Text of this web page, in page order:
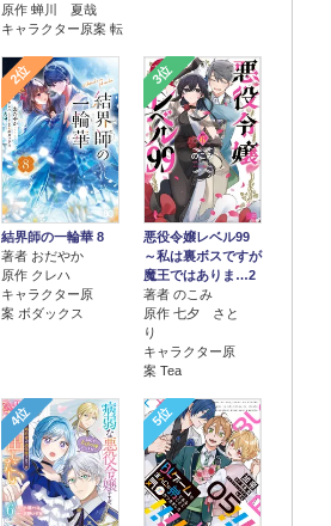
原作 蝉川 夏哉
キャラクター原案 転
2位
結界師の一輪華 8
著者 おだやか
原作 クレハ
キャラクター原
案 ボダックス
3位
悪役令嬢レベル99
～私は裏ボスですが
魔王ではありま…2
著者 のこみ
原作 七夕 さと
り
キャラクター原
案 Tea
4位 5位